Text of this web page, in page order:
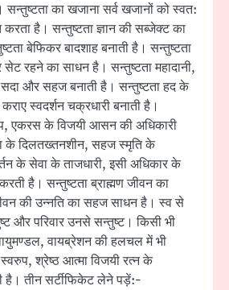
का खजाना सर्व खजानों को स्वत:
है। सन्तुष्टता ज्ञान की सब्जेक्ट का
बेफिकर बादशाह बनाती है। सन्तुष्टता
रहने का साधन है। सन्तुष्टता महादानी,
सदा और सहज बनाती है। सन्तुष्टता हद के
स्वदर्शन चक्रधारी बनाती है।
एकरस के विजयी आसन की अधिकारी
के दिलतख्तनशीन, सहज स्मृति के
के सेवा के ताजधारी, इसी अधिकार के
है। सन्तुष्टता ब्राह्मण जीवन का
की उन्नति का सहज साधन है। स्व से
और परिवार उनसे सन्तुष्ट। किसी भी
वायब्रेशन की हलचल में भी
श्रेष्ठ आत्मा विजयी रत्न के
है। तीन सर्टीफिकेट लेने पड़ें:-